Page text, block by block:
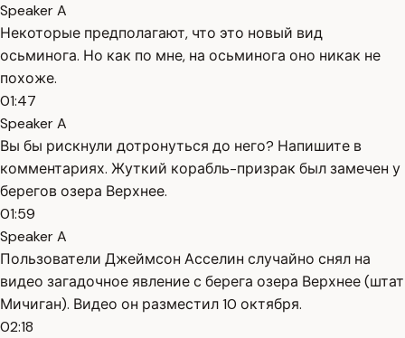
Speaker A
Некоторые предполагают, что это новый вид
осьминога. Но как по мне, на осьминога оно никак не
похоже.
01:47
Speaker A
Вы бы рискнули дотронуться до него? Напишите в
комментариях. Жуткий корабль-призрак был замечен у
берегов озера Верхнее.
01:59
Speaker A
Пользователи Джеймсон Асселин случайно снял на
видео загадочное явление с берега озера Верхнее (штат
Мичиган). Видео он разместил 10 октября.
02:18